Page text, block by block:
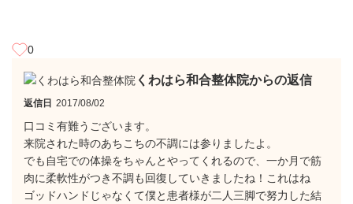
0
くわはら和合整体院からの返信
返信日 2017/08/02
口コミ有難うございます。
来院された時のあちこちの不調には参りましたよ。
でも自宅での体操をちゃんとやってくれるので、一か月で筋
肉に柔軟性がつき不調も回復していきましたね！これはね
ゴッドハンドじゃなくて僕と患者様が二人三脚で努力した結